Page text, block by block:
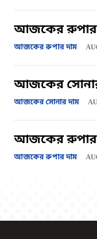
আজকের রুপার
আজকের রুপার দাম
আজকের
আজকের সোনার দাম
আজকের রুপার
আজকের রুপার দাম